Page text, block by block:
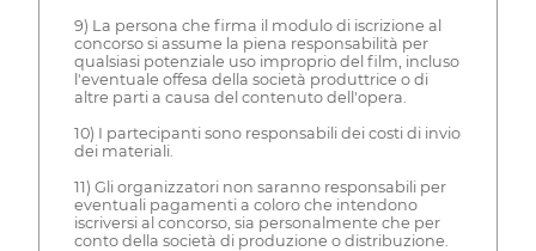
9) La persona che firma il modulo di iscrizione al
concorso si assume la piena responsabilità per
qualsiasi potenziale uso improprio del film, incluso
l'eventuale offesa della società produttrice o di
altre parti a causa del contenuto dell'opera.
10) I partecipanti sono responsabili dei costi di invio
dei materiali.
11) Gli organizzatori non saranno responsabili per
eventuali pagamenti a coloro che intendono
iscriversi al concorso, sia personalmente che per
conto della società di produzione o distribuzione.